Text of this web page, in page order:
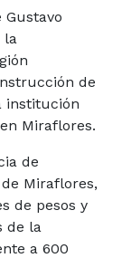
Gustavo
la
de
institución
Miraflores.
de
Miraflores,
de pesos y
de la
a 600